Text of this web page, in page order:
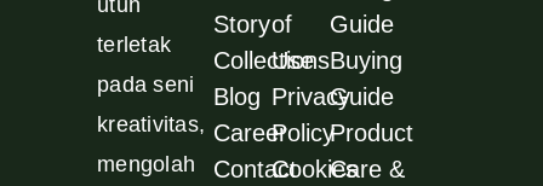
utuh
terletak
pada seni
kreativitas,
mengolah
Story
Collections
Blog
Career
Contact
of
Use
Privacy
Policy
Cookies
Guide
Buying
Guide
Product
Care &